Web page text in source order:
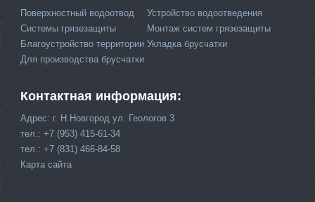
Поверхностный водоотвод
Системы грязезащиты
Благоустройство территории
Для производства брусчатки
Устройство водоотведения
Монтаж систем грязезащиты
Укладка брусчатки
Контактная информация:
Адрес: г. Н.Новгород ул. Геологов 3
тел.: +7 (953) 415-61-34
тел.: +7 (831) 466-84-58
Карта сайта